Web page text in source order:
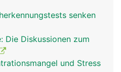
der Finger tragen
der Finger erfolgt
Hand- und
Daumen hat einen
der ihm einen
verleiht. Die
senken
Die Diskussionen zum
und Stress